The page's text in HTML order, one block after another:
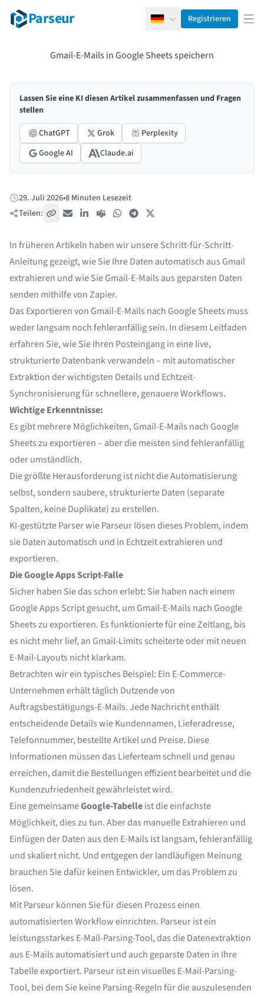
Parseur DeutschRegistrieren
Gmail-E-Mails in Google Sheets speichern
Lassen Sie eine KI diesen Artikel zusammenfassen und Fragen
stellen
ChatGPT
Grok
Perplexity
Google AI
Claude.ai
Veröffentlicht:
29. Juli 2026•8 Minuten Lesezeit
Teilen:
Link kopieren
E-Mail LinkedIn
Teams WhatsAppTelegram
In früheren Artikeln haben wir unsere Schritt-für-Schritt-
Anleitung gezeigt, wie SieIhre Daten automatisch aus Gmail
extrahieren und wie SieGmail-E-Mails aus geparsten Daten
senden mithilfe von Zapier.
Das Exportieren von Gmail-E-Mails nach Google Sheets muss
weder langsam noch fehleranfällig sein. In diesem Leitfaden
erfahren Sie, wie Sie Ihren Posteingang in eine live,
strukturierte Datenbank verwandeln – mit automatischer
Extraktion der wichtigsten Details und Echtzeit-
Synchronisierung für schnellere, genauere Workflows.
Wichtige Erkenntnisse:
Es gibt mehrere Möglichkeiten, Gmail-E-Mails nach Google
Sheets zu exportieren – aber die meisten sind fehleranfällig
oder umständlich.
Die größte Herausforderung ist nicht die Automatisierung
selbst, sondern saubere, strukturierte Daten (separate
Spalten, keine Duplikate) zu erstellen.
KI-gestützte Parser wie Parseur lösen dieses Problem, indem
sie Daten automatisch und in Echtzeit extrahieren und
exportieren.
Die Google Apps Script-Falle
Sicher haben Sie das schon erlebt: Sie haben nach einem
Google Apps Script gesucht, um Gmail-E-Mails nach Google
Sheets zu exportieren. Es funktionierte für eine Zeitlang, bis
es nicht mehr lief, an Gmail-Limits scheiterte oder mit neuen
E-Mail-Layouts nicht klarkam.
Betrachten wir ein typisches Beispiel: Ein E-Commerce-
Unternehmenerhält täglich Dutzende von
Auftragsbestätigungs-E-Mails. Jede Nachricht enthält
entscheidende Details wie Kundennamen, Lieferadresse,
Telefonnummer, bestellte Artikel und Preise. Diese
Informationen müssen das Lieferteam schnell und genau
erreichen, damit die Bestellungen effizient bearbeitet und die
Kundenzufriedenheit gewährleistet wird.
Eine gemeinsameGoogle-Tabelleist die einfachste
Möglichkeit, dies zu tun. Aber das manuelle Extrahieren und
Einfügen der Daten aus den E-Mails ist langsam, fehleranfällig
und skaliert nicht. Und entgegen der landläufigen Meinung
brauchen Sie dafür keinen Entwickler, um das Problem zu
lösen.
MitParseurkönnen Sie für diesen Prozess einen
automatisierten Workflow einrichten. Parseur ist ein
leistungsstarkes E-Mail-Parsing-Tool, das die Datenextraktion
aus E-Mails automatisiert und auch geparste Daten in Ihre
Tabelle exportiert. Parseur ist ein visuelles E-Mail-Parsing-
Tool, bei dem Sie keine Parsing-Regeln für die auszulesenden